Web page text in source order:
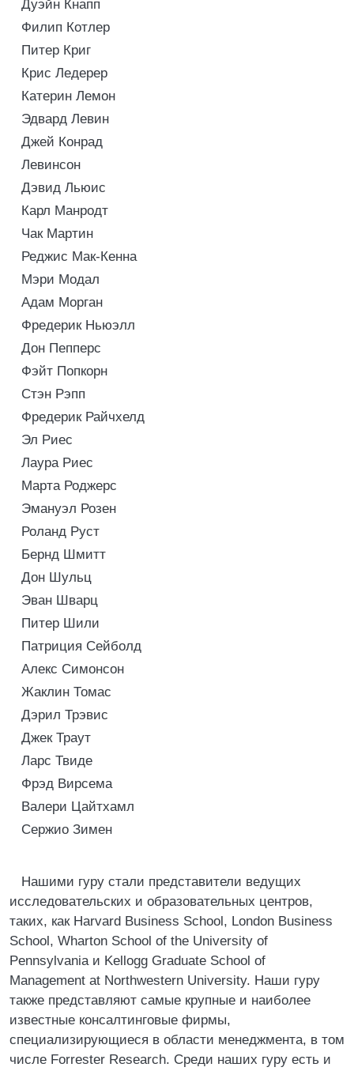
Дуэйн Кнапп
Филип Котлер
Питер Криг
Крис Ледерер
Катерин Лемон
Эдвард Левин
Джей Конрад
Левинсон
Дэвид Льюис
Карл Манродт
Чак Мартин
Реджис Мак-Кенна
Мэри Модал
Адам Морган
Фредерик Ньюэлл
Дон Пепперс
Фэйт Попкорн
Стэн Рэпп
Фредерик Райчхелд
Эл Риес
Лаура Риес
Марта Роджерс
Эмануэл Розен
Роланд Руст
Бернд Шмитт
Дон Шульц
Эван Шварц
Питер Шили
Патриция Сейболд
Алекс Симонсон
Жаклин Томас
Дэрил Трэвис
Джек Траут
Ларс Твиде
Фрэд Вирсема
Валери Цайтхамл
Сержио Зимен
Нашими гуру стали представители ведущих
исследовательских и образовательных центров,
таких, как Harvard Business School, London Business
School, Wharton School of the University of
Pennsylvania и Kellogg Graduate School of
Management at Northwestern University. Наши гуру
также представляют самые крупные и наиболее
известные консалтинговые фирмы,
специализирующиеся в области менеджмента, в том
числе Forrester Research. Среди наших гуру есть и